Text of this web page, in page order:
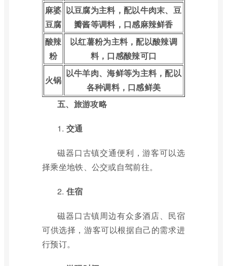
麻婆
豆腐
以豆腐为主料，配以牛肉末、豆
瓣酱等调料，口感麻辣鲜香
酸辣
粉
以红薯粉为主料，配以酸辣调
料，口感酸辣可口
火锅
以牛羊肉、海鲜等为主料，配以
各种调料，口感鲜美
五、旅游攻略
1. 交通
磁器口古镇交通便利，游客可以选
择乘坐地铁、公交或自驾前往。
2. 住宿
磁器口古镇周边有众多酒店、民宿
可供选择，游客可以根据自己的需求进
行预订。